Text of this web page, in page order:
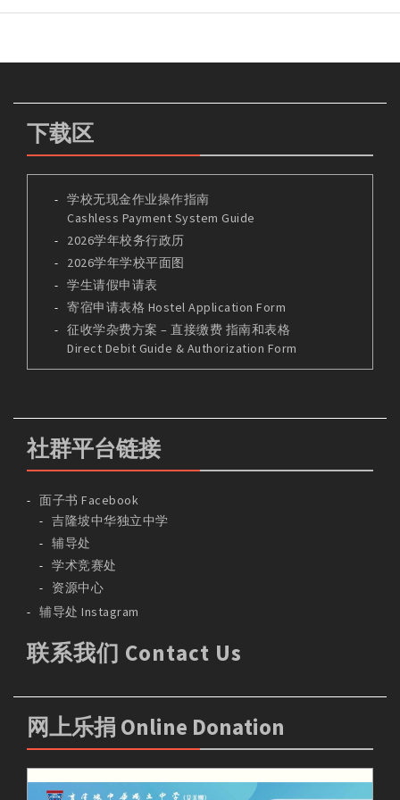
下载区
学校无现金作业操作指南
Cashless Payment System Guide
2026学年校务行政历
2026学年学校平面图
学生请假申请表
寄宿申请表格 Hostel Application Form
征收学杂费方案 – 直接缴费 指南和表格
Direct Debit Guide & Authorization Form
社群平台链接
面子书 Facebook
吉隆坡中华独立中学
辅导处
学术竞赛处
资源中心
辅导处 Instagram
联系我们 Contact Us
网上乐捐 Online Donation